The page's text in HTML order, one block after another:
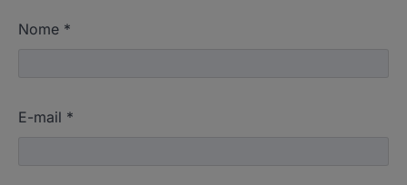
Nome *
E-mail *